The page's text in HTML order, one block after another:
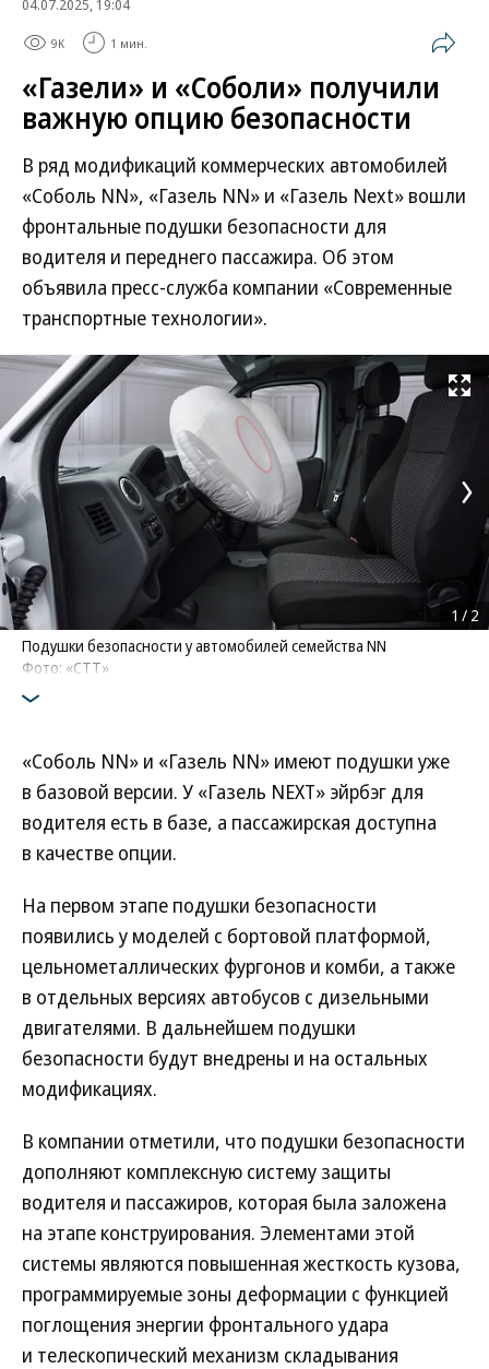
04.07.2025, 19:04
9K 1 мин.
«Газели» и «Соболи» получили
важную опцию безопасности
В ряд модификаций коммерческих автомобилей
«Соболь NN», «Газель NN» и «Газель Next» вошли
фронтальные подушки безопасности для
водителя и переднего пассажира. Об этом
объявила пресс-служба компании «Современные
транспортные технологии».
Развернуть
Подушки безопасности у автомобилей семейства NN
Фото: «СТТ»
1 / 2
«Соболь NN» и «Газель NN» имеют подушки уже
в базовой версии. У «Газель NEXT» эйрбэг для
водителя есть в базе, а пассажирская доступна
в качестве опции.
На первом этапе подушки безопасности
появились у моделей с бортовой платформой,
цельнометаллических фургонов и комби, а также
в отдельных версиях автобусов с дизельными
двигателями. В дальнейшем подушки
безопасности будут внедрены и на остальных
модификациях.
В компании отметили, что подушки безопасности
дополняют комплексную систему защиты
водителя и пассажиров, которая была заложена
на этапе конструирования. Элементами этой
системы являются повышенная жесткость кузова,
программируемые зоны деформации с функцией
поглощения энергии фронтального удара
и телескопический механизм складывания